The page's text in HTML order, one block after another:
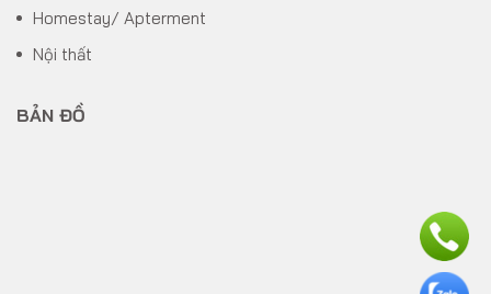
Homestay/ Apterment
Nội thất
BẢN ĐỒ